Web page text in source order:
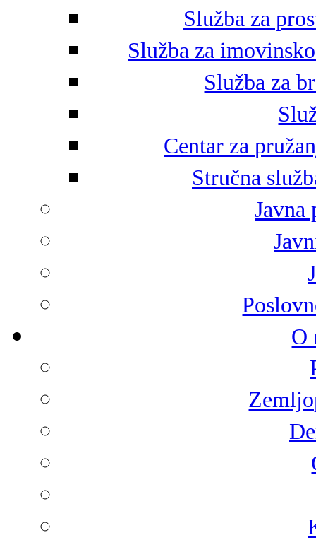
Služba za
Služba za
Služba za
Centar za
Stručna
Javna
O